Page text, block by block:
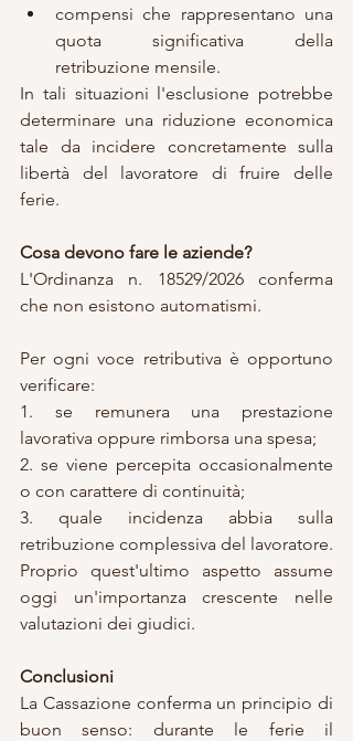
compensi che rappresentano una
quota significativa della
retribuzione mensile.
In tali situazioni l'esclusione potrebbe
determinare una riduzione economica
tale da incidere concretamente sulla
libertà del lavoratore di fruire delle
ferie.
Cosa devono fare le aziende?
L'Ordinanza n. 18529/2026 conferma
che non esistono automatismi.
Per ogni voce retributiva è opportuno
verificare:
1. se remunera una prestazione
lavorativa oppure rimborsa una spesa;
2. se viene percepita occasionalmente
o con carattere di continuità;
3. quale incidenza abbia sulla
retribuzione complessiva del lavoratore.
Proprio quest'ultimo aspetto assume
oggi un'importanza crescente nelle
valutazioni dei giudici.
Conclusioni
La Cassazione conferma un principio di
buon senso: durante le ferie il